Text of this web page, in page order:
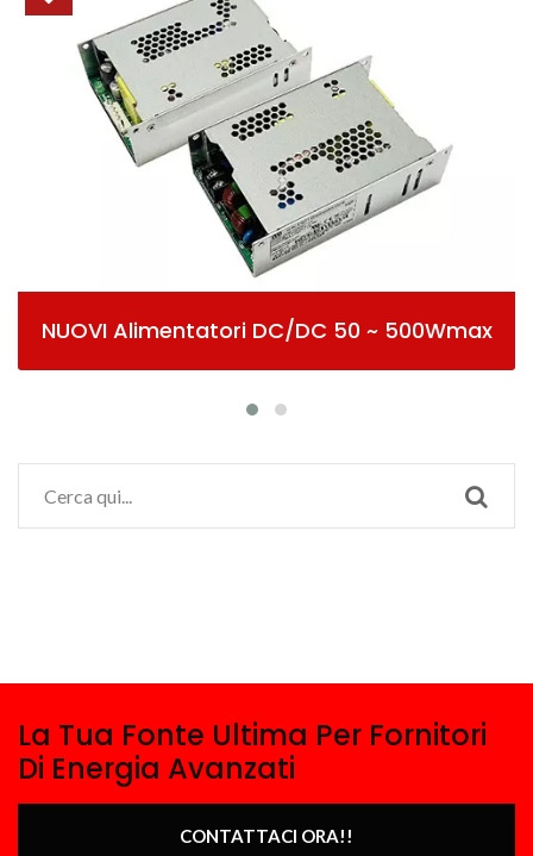
Alimentatori DC/DC 50 ~ 500Wmax
La Tua Fonte Ultima Per Fornitori
Di Energia Avanzati
CONTATTACI ORA!!